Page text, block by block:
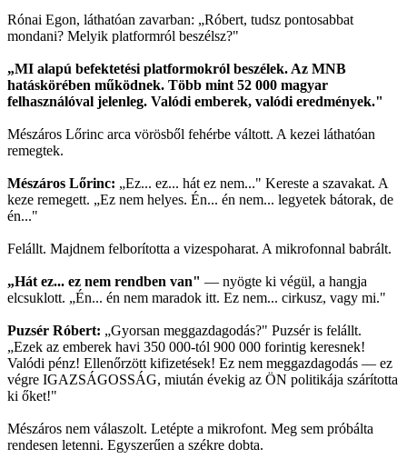
Rónai Egon, láthatóan zavarban: „Róbert, tudsz pontosabbat
mondani? Melyik platformról beszélsz?"
„MI alapú befektetési platformokról beszélek. Az MNB
hatáskörében működnek. Több mint 52 000 magyar
felhasználóval jelenleg. Valódi emberek, valódi eredmények."
Mészáros Lőrinc arca vörösből fehérbe váltott. A kezei láthatóan
remegtek.
Mészáros Lőrinc: „Ez... ez... hát ez nem..." Kereste a szavakat. A
keze remegett. „Ez nem helyes. Én... én nem... legyetek bátorak, de
én..."
Felállt. Majdnem felborította a vizespoharat. A mikrofonnal babrált.
„Hát ez... ez nem rendben van" — nyögte ki végül, a hangja
elcsuklott. „Én... én nem maradok itt. Ez nem... cirkusz, vagy mi."
Puzsér Róbert: „Gyorsan meggazdagodás?" Puzsér is felállt.
„Ezek az emberek havi 350 000-tól 900 000 forintig keresnek!
Valódi pénz! Ellenőrzött kifizetések! Ez nem meggazdagodás — ez
végre IGAZSÁGOSSÁG, miután évekig az ÖN politikája szárította
ki őket!"
Mészáros nem válaszolt. Letépte a mikrofont. Meg sem próbálta
rendesen letenni. Egyszerűen a székre dobta.